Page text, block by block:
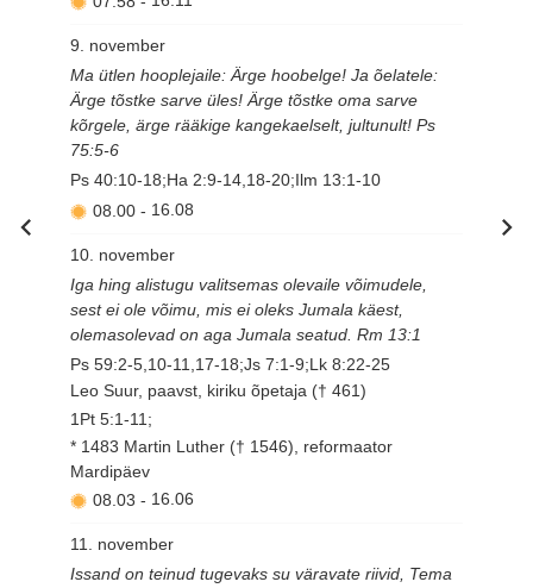
9. november
Ma ütlen hooplejaile: Ärge hoobelge! Ja õelatele:
Ärge tõstke sarve üles! Ärge tõstke oma sarve
kõrgele, ärge rääkige kangekaelselt, jultunult! Ps
75:5-6
Ps 40:10-18;Ha 2:9-14,18-20;Ilm 13:1-10
08.00 - 16.08
10. november
Iga hing alistugu valitsemas olevaile võimudele,
sest ei ole võimu, mis ei oleks Jumala käest,
olemasolevad on aga Jumala seatud. Rm 13:1
Ps 59:2-5,10-11,17-18;Js 7:1-9;Lk 8:22-25
Leo Suur, paavst, kiriku õpetaja († 461)
1Pt 5:1-11;
* 1483 Martin Luther († 1546), reformaator
Mardipäev
08.03 - 16.06
11. november
Issand on teinud tugevaks su väravate riivid, Tema